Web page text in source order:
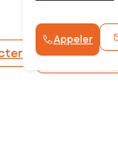
WhatsApp
Appeler